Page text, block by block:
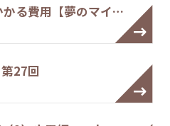
る費用【夢のマイ…
27回